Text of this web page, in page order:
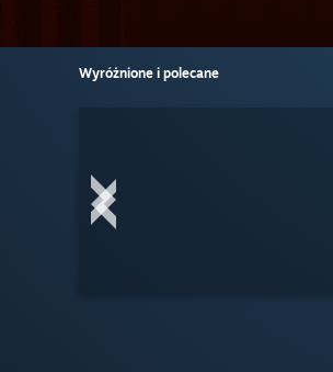
Wyróżnione i polecane